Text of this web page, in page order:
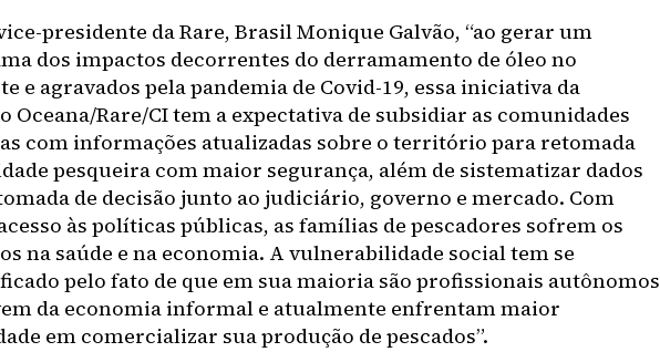
presidente da Rare, Brasil Monique Galvão, “ao gerar um
dos impactos decorrentes do derramamento de óleo no
e agravados pela pandemia de Covid-19, essa iniciativa da
Oceana/Rare/CI tem a expectativa de subsidiar as comunidades
com informações atualizadas sobre o território para retomada
pesqueira com maior segurança, além de sistematizar dados
de decisão junto ao judiciário, governo e mercado. Com
às políticas públicas, as famílias de pescadores sofrem os
na saúde e na economia. A vulnerabilidade social tem se
pelo fato de que em sua maioria são profissionais autônomos
da economia informal e atualmente enfrentam maior
em comercializar sua produção de pescados”.